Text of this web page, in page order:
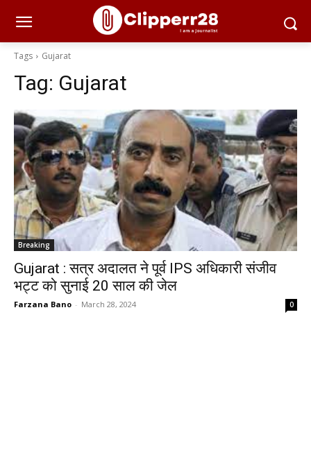
Tags Gujarat
Tag: Gujarat
Breaking
Gujarat : सत्र अदालत ने पूर्व IPS अधिकारी संजीव
भट्ट को सुनाई 20 साल की जेल
Farzana Bano - March 28, 2024 0